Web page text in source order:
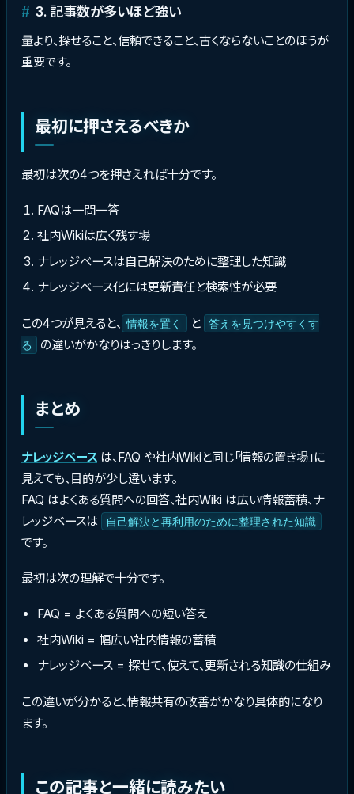
3. 記事数が多いほど強い
量より、探せること、信頼できること、古くならないことのほうが
重要です。
最初に押さえるべきか
最初は次の4つを押さえれば十分です。
FAQは一問一答
社内Wikiは広く残す場
ナレッジベースは自己解決のために整理した知識
ナレッジベース化には更新責任と検索性が必要
この4つが見えると、 情報を置く と 答えを見つけやすくす
る
の違いがかなりはっきりします。
まとめ
ナレッジベース は、FAQ や社内Wikiと同じ「情報の置き場」に
見えても、目的が少し違います。
FAQ はよくある質問への回答、社内Wiki は広い情報蓄積、ナ
レッジベースは
自己解決と再利用のために整理された知識
です。
最初は次の理解で十分です。
FAQ = よくある質問への短い答え
社内Wiki = 幅広い社内情報の蓄積
ナレッジベース = 探せて、使えて、更新される知識の仕組み
この違いが分かると、情報共有の改善がかなり具体的になり
ます。
この記事と一緒に読みたい